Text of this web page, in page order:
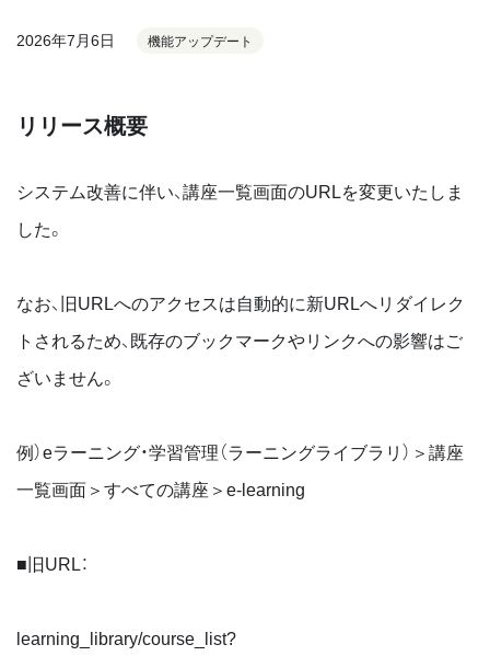
2026年7月6日 機能アップデート
リリース概要
システム改善に伴い、講座一覧画面のURLを変更いたしま
した。
なお、旧URLへのアクセスは自動的に新URLへリダイレク
トされるため、既存のブックマークやリンクへの影響はご
ざいません。
例）eラーニング・学習管理（ラーニングライブラリ）＞講座
一覧画面＞すべての講座＞e-learning
■旧URL：
learning_library/course_list?